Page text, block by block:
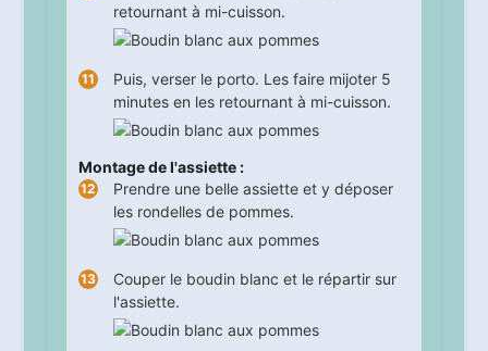
retournant à mi-cuisson.
Puis, verser le porto. Les faire mijoter 5
minutes en les retournant à mi-cuisson.
Montage de l'assiette :
Prendre une belle assiette et y déposer
les rondelles de pommes.
Couper le boudin blanc et le répartir sur
l'assiette.